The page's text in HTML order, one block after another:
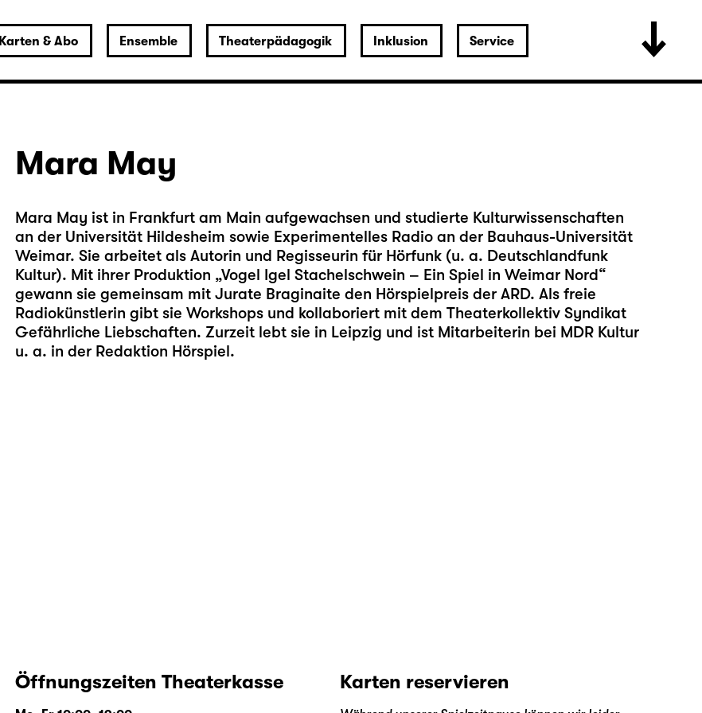
Karten & Abo Ensemble Theaterpädagogik Inklusion Service
Mara May
Mara May ist in Frankfurt am Main aufgewachsen und studierte Kulturwissenschaften
an der Universität Hildesheim sowie Experimentelles Radio an der Bauhaus-Universität
Weimar. Sie arbeitet als Autorin und Regisseurin für Hörfunk (u. a. Deutschlandfunk
Kultur). Mit ihrer Produktion „Vogel Igel Stachelschwein – Ein Spiel in Weimar Nord“
gewann sie gemeinsam mit Jurate Braginaite den Hörspielpreis der ARD. Als freie
Radiokünstlerin gibt sie Workshops und kollaboriert mit dem Theaterkollektiv Syndikat
Gefährliche Liebschaften. Zurzeit lebt sie in Leipzig und ist Mitarbeiterin bei MDR Kultur
u. a. in der Redaktion Hörspiel.
Öffnungszeiten Theaterkasse Karten reservieren